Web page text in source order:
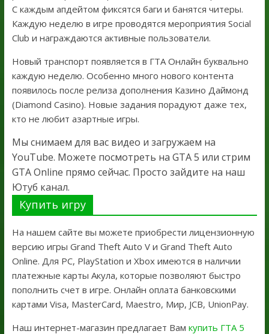
С каждым апдейтом фиксятся баги и банятся читеры.
Каждую неделю в игре проводятся мероприятия Social
Club и награждаются активные пользователи.
Новый транспорт появляется в ГТА Онлайн буквально
каждую неделю. Особенно много нового контента
появилось после релиза дополнения Казино Даймонд
(Diamond Casino). Новые задания порадуют даже тех,
кто не любит азартные игры.
Мы снимаем для вас видео и загружаем на
YouTube. Можете посмотреть на GTA 5 или стрим
GTA Online прямо сейчас. Просто зайдите на наш
Ютуб канал.
Купить игру
На нашем сайте вы можете приобрести лицензионную
версию игры Grand Theft Auto V и Grand Theft Auto
Online. Для PC, PlayStation и Xbox имеются в наличии
платежные карты Акула, которые позволяют быстро
пополнить счет в игре. Онлайн оплата банковскими
картами Visa, MasterCard, Maestro, Мир, JCB, UnionPay.
Наш интернет-магазин предлагает Вам купить ГТА 5